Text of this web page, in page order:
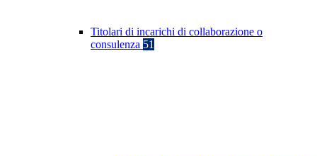
Titolari di incarichi di collaborazione o
consulenza 51